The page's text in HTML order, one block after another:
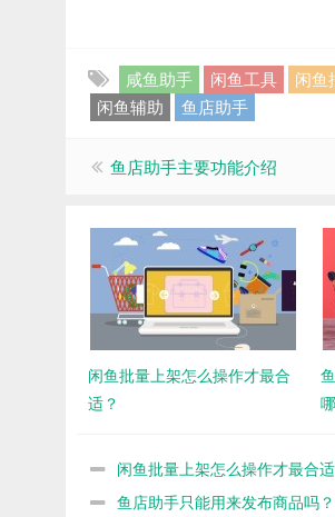
咸鱼助手 闲鱼工具 闲鱼
闲鱼辅助
鱼店助手
鱼店助手主要功能介绍
闲鱼批量上架怎么操作才最合
适？
闲鱼批量上架怎么操作才最合
鱼店助手只能用来发布商品吗？